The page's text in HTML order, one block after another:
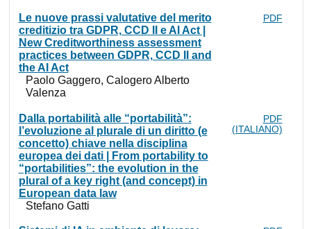
Le nuove prassi valutative del merito
creditizio tra GDPR, CCD II e AI Act |
New Creditworthiness assessment
practices between GDPR, CCD II and
the AI Act
Paolo Gaggero, Calogero Alberto
Valenza
PDF
Dalla portabilità alle “portabilità”:
l’evoluzione al plurale di un diritto (e
concetto) chiave nella disciplina
europea dei dati | From portability to
“portabilities”: the evolution in the
plural of a key right (and concept) in
European data law
Stefano Gatti
PDF
(ITALIANO)